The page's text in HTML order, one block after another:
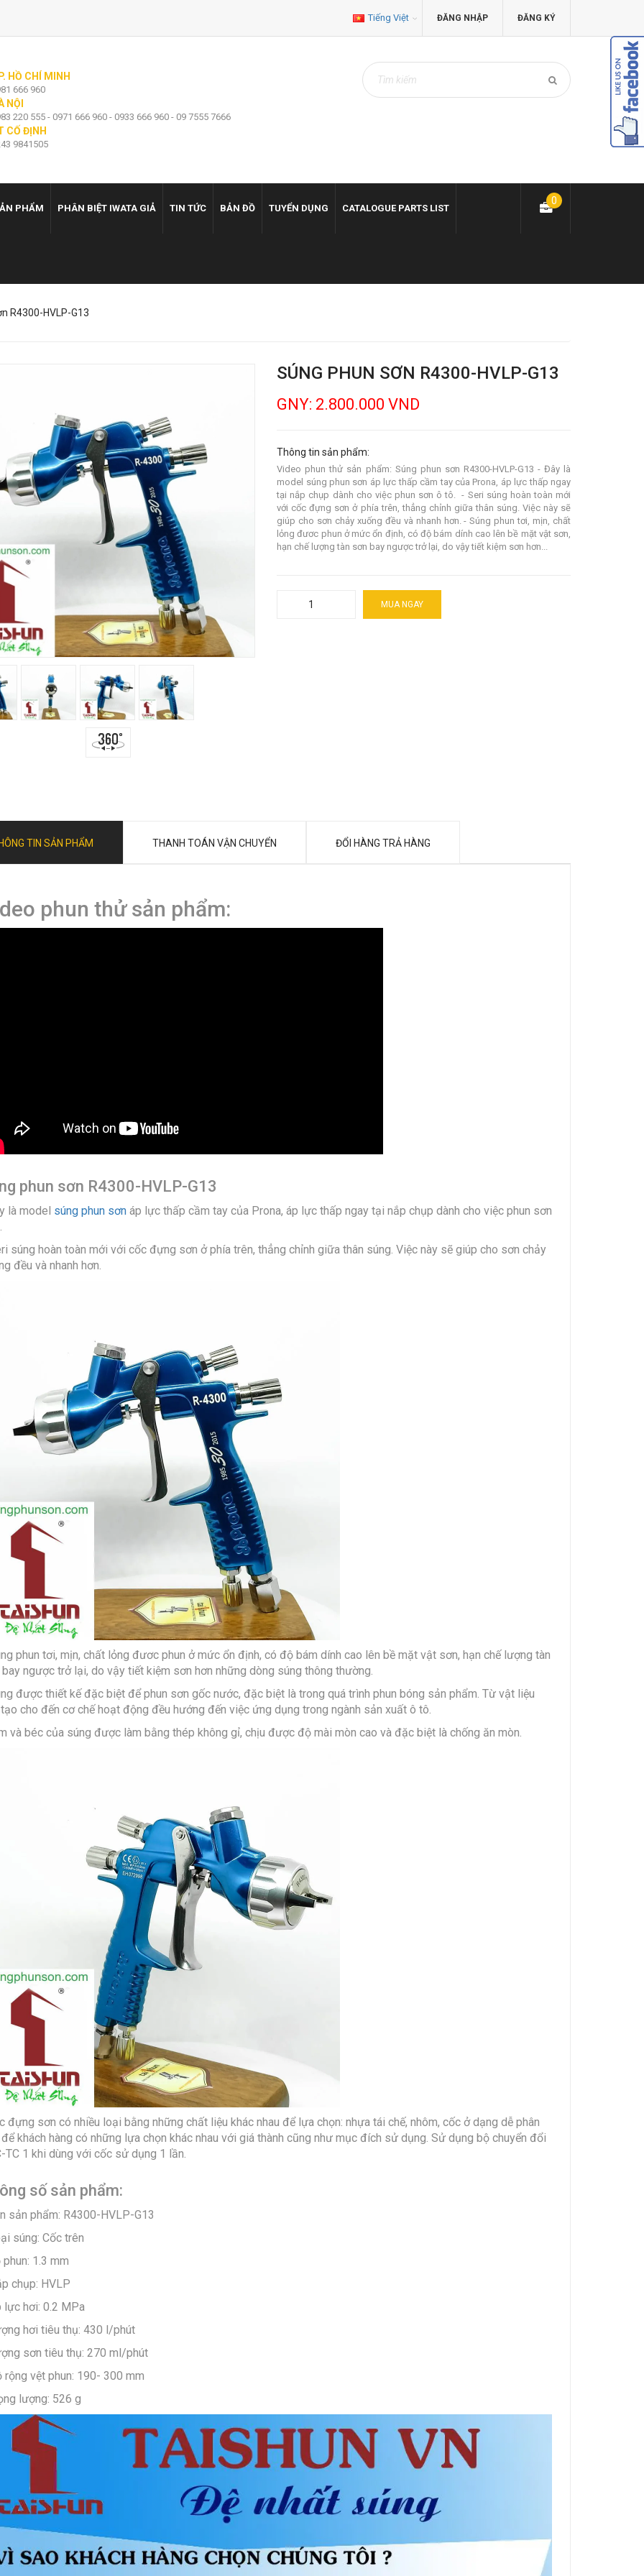
ĐĂNG NHẬP ĐĂNG KÝ
Tiếng Việt
HỒ CHÍ MINH
666 960
NỘI
220 555 - 0971 666 960 - 0933 666 960 - 09 7555 7666
CỐ ĐỊNH
9841505
PHẨM PHÂN BIỆT IWATA GIẢ TIN TỨC BẢN ĐỒ TUYỂN DỤNG CATALOGUE PARTS LIST
0
R4300-HVLP-G13
SÚNG PHUN SƠN R4300-HVLP-G13
GNY: 2.800.000 VND
Thông tin sản phẩm:
Video phun thử sản phẩm: Súng phun sơn R4300-HVLP-G13 - Đây là
model súng phun sơn áp lực thấp cầm tay của Prona, áp lực thấp ngay
tại nắp chụp dành cho việc phun sơn ô tô. - Seri súng hoàn toàn mới
với cốc đựng sơn ở phía trên, thẳng chỉnh giữa thân súng. Việc này sẽ
giúp cho sơn chảy xuống đều và nhanh hơn. - Súng phun tơi, mịn, chất
lỏng đươc phun ở mức ổn định, có độ bám dính cao lên bề mặt vật sơn,
hạn chế lượng tàn sơn bay ngược trở lại, do vậy tiết kiệm sơn hơn...
MUA NGAY
TIN SẢN PHẨM THANH TOÁN VẬN CHUYỂN ĐỔI HÀNG TRẢ HÀNG
phun thử sản phẩm:
phun sơn R4300-HVLP-G13
là model súng phun sơnáp lực thấp cầm tay của Prona, áp lực thấp ngay tại nắp chụp dành cho việc phun sơn
súng hoàn toàn mới với cốc đựng sơn ở phía trên, thẳng chỉnh giữa thân súng. Việc này sẽ giúp cho sơn chảy
đều và nhanh hơn.
phun tơi, mịn, chất lỏng đươc phun ở mức ổn định, có độ bám dính cao lên bề mặt vật sơn, hạn chế lượng tàn
ngược trở lại, do vậy tiết kiệm sơn hơn những dòng súng thông thường.
được thiết kế đặc biệt để phun sơn gốc nước, đặc biệt là trong quá trình phun bóng sản phẩm. Từ vật liệu
cho đến cơ chế hoạt động đều hướng đến việc ứng dụng trong ngành sản xuất ô tô.
và béc của súng được làm bằng thép không gỉ, chịu được độ mài mòn cao và đặc biệt là chống ăn mòn.
đựng sơn có nhiều loại bằng những chất liệu khác nhau để lựa chọn: nhựa tái chế, nhôm, cốc ở dạng dễ phân
khách hàng có những lựa chọn khác nhau với giá thành cũng như mục đích sử dụng. Sử dụng bộ chuyển đổi
TC 1 khi dùng với cốc sử dụng 1 lần.
số sản phẩm:
sản phẩm: R4300-HVLP-G13
súng: Cốc trên
phun: 1.3 mm
chụp: HVLP
lực hơi: 0.2 MPa
hơi tiêu thụ: 430 l/phút
sơn tiêu thụ: 270 ml/phút
rộng vệt phun: 190- 300 mm
lượng: 526 g